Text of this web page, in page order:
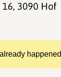
16, 3090 Hof